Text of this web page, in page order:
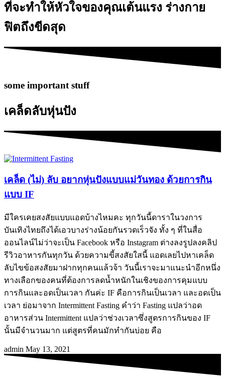
ที่จะทำให้หัวใจของคุณเต้นแรง ร่างกาย
ฟิตถึงขีดสุด
some important stuff
เคล็ดลับหุ่นปัง
เคล็ด (ไม่) ลับ อยากหุ่นปังแบบแม่วันทอง ด้วยการกิน
แบบ IF
มีใครเคยสงสัยแบบแอดบ้างไหมคะ ทุกวันนี้ดาราในวงการ
บันเทิงไทยถึงได้เอวบางร่างน้อยกันรวดเร็วจัง ทั้ง ๆ ที่ในสื่อ
ออนไลน์ไม่ว่าจะเป็น Facebook หรือ Instagram ต่างลงรูปลงคลิป
รีวิวอาหารกันทุกวัน ด้วยความขี้สงสัยใสนี้ แอดเลยไปหาเคล็ด
ลับไขข้อสงสัยมาฝากทุกคนแล้วจ้า วันนี้เราจะมาแนะนำอีกหนึ่ง
ทางเลือกของคนที่ต้องการลดน้ำหนักในเชิงของการคุมแบบ
การกินและอดเป็นเวลา กันค่ะ IF คือการกินเป็นเวลา และอดเป็น
เวลา ย่อมาจาก Intermittent Fasting คำว่า Fasting แปลว่าอด
อาหารส่วน Intermittent แปลว่าช่วงเวลาซึ่งสูตรการกินของ IF
นั้นมีจำนวนมาก แต่สูตรที่คนมักทำกันบ่อย คือ
admin May 13, 2021